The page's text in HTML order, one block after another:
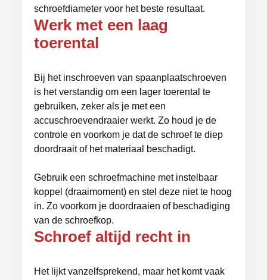
schroefdiameter voor het beste resultaat.
Werk met een laag
toerental
Bij het inschroeven van spaanplaatschroeven
is het verstandig om een lager toerental te
gebruiken, zeker als je met een
accuschroevendraaier werkt. Zo houd je de
controle en voorkom je dat de schroef te diep
doordraait of het materiaal beschadigt.
Gebruik een schroefmachine met instelbaar
koppel (draaimoment) en stel deze niet te hoog
in. Zo voorkom je doordraaien of beschadiging
van de schroefkop.
Schroef altijd recht in
Het lijkt vanzelfsprekend, maar het komt vaak